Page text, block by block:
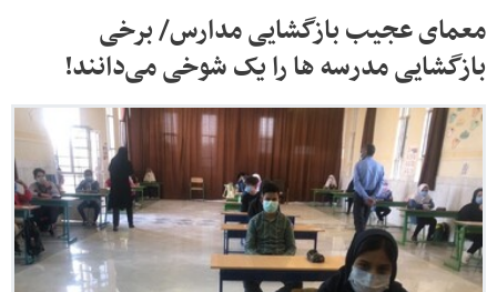
معمای عجیب بازگشایی مدارس/ برخی
بازگشایی مدرسه ها را یک شوخی می‌دانند!